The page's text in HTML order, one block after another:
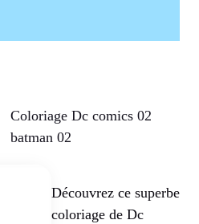
Coloriage Dc comics 02
batman 02
Découvrez ce superbe
coloriage de Dc